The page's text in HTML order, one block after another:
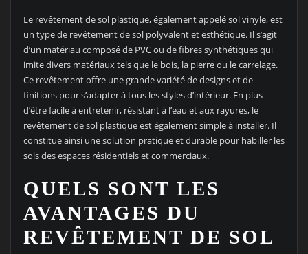
Le revêtement de sol plastique, également appelé sol vinyle, est
un type de revêtement de sol polyvalent et esthétique. Il s’agit
d’un matériau composé de PVC ou de fibres synthétiques qui
imite divers matériaux tels que le bois, la pierre ou le carrelage.
Ce revêtement offre une grande variété de designs et de
finitions pour s’adapter à tous les styles d’intérieur. En plus
d’être facile à entretenir, résistant à l’eau et aux rayures, le
revêtement de sol plastique est également simple à installer. Il
constitue ainsi une solution pratique et durable pour habiller les
sols des espaces résidentiels et commerciaux.
QUELS SONT LES
AVANTAGES DU
REVÊTEMENT DE SOL